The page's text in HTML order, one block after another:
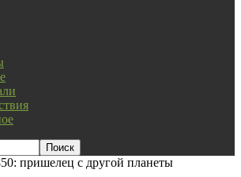
пришелец с другой планеты